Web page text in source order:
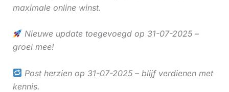
maximale online winst.
Nieuwe update toegevoegd op 31-07-2025 –
groei mee!
Post herzien op 31-07-2025 – blijf verdienen met
kennis.